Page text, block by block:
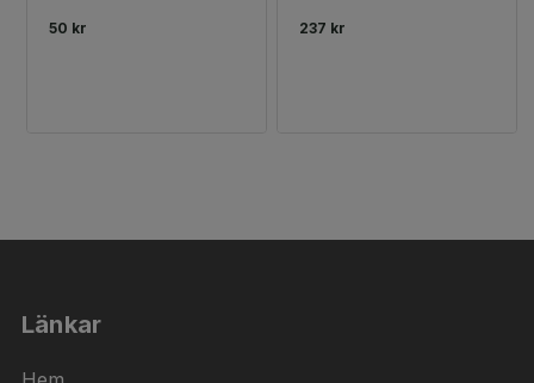
50 kr 237 kr
Länkar